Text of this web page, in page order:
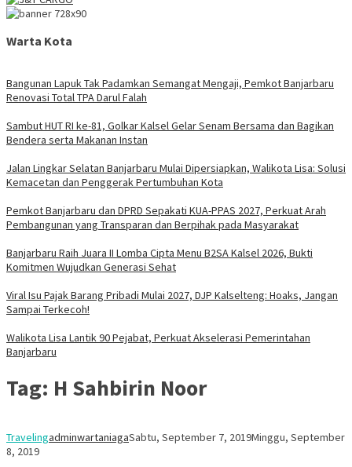
Warta Kota
Bangunan Lapuk Tak Padamkan Semangat Mengaji, Pemkot Banjarbaru
Renovasi Total TPA Darul Falah
Sambut HUT RI ke-81, Golkar Kalsel Gelar Senam Bersama dan Bagikan
Bendera serta Makanan Instan
Jalan Lingkar Selatan Banjarbaru Mulai Dipersiapkan, Walikota Lisa: Solusi
Kemacetan dan Penggerak Pertumbuhan Kota
Pemkot Banjarbaru dan DPRD Sepakati KUA-PPAS 2027, Perkuat Arah
Pembangunan yang Transparan dan Berpihak pada Masyarakat
Banjarbaru Raih Juara II Lomba Cipta Menu B2SA Kalsel 2026, Bukti
Komitmen Wujudkan Generasi Sehat
Viral Isu Pajak Barang Pribadi Mulai 2027, DJP Kalselteng: Hoaks, Jangan
Sampai Terkecoh!
Walikota Lisa Lantik 90 Pejabat, Perkuat Akselerasi Pemerintahan
Banjarbaru
Tag: H Sahbirin Noor
TravelingadminwartaniagaSabtu, September 7, 2019Minggu, September
8, 2019